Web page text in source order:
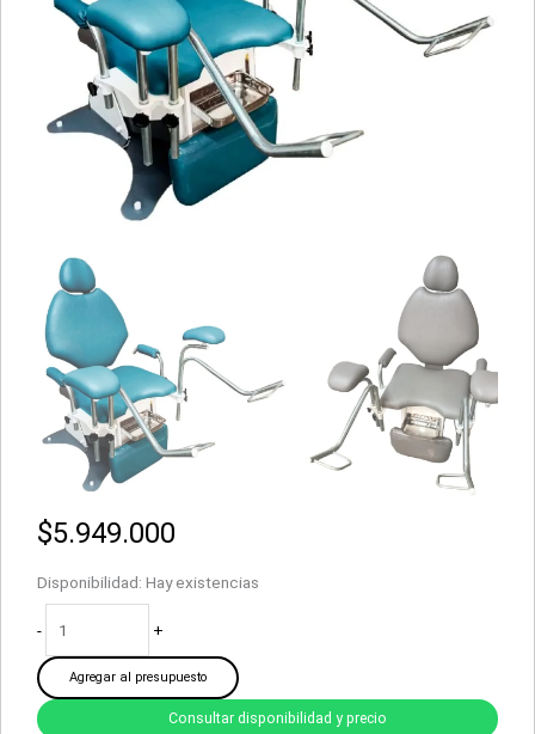
$5.949.000
Disponibilidad: Hay existencias
- +
Agregar al presupuesto
Consultar disponibilidad y precio